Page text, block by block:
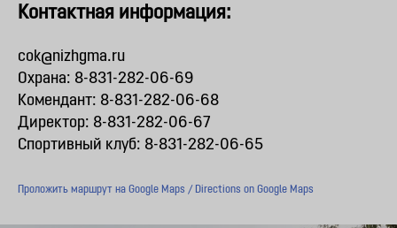
Контактная информация:
cok@nizhgma.ru
Охрана: 8-831-282-06-69
Комендант: 8-831-282-06-68
Директор: 8-831-282-06-67
Спортивный клуб: 8-831-282-06-65
Проложить маршрут на Google Maps / Directions on Google Maps